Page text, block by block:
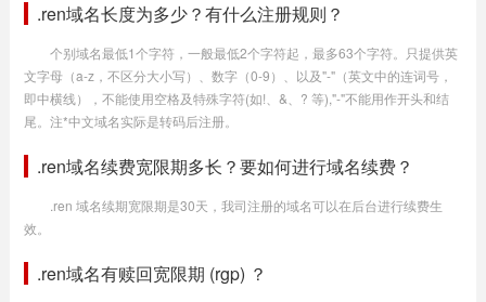
.ren域名长度为多少？有什么注册规则？
个别域名最低1个字符，一般最低2个字符起，最多63个字符。只提供英
文字母（a-z，不区分大小写）、数字（0-9）、以及"-"（英文中的连词号，
即中横线），不能使用空格及特殊字符(如!、&、? 等),"-"不能用作开头和结
尾。注*中文域名实际是转码后注册。
.ren域名续费宽限期多长？要如何进行域名续费？
.ren 域名续期宽限期是30天，我司注册的域名可以在后台进行续费生
效。
.ren域名有赎回宽限期 (rgp) ？